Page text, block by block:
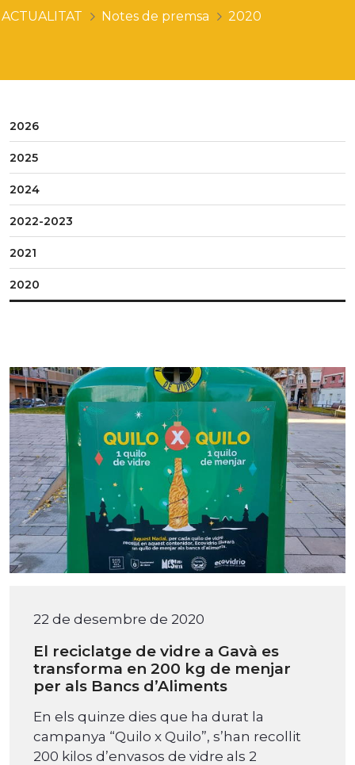
ACTUALITAT Notes de premsa 2020
2026
2025
2024
2022-2023
2021
2020
22 de desembre de 2020
El reciclatge de vidre a Gavà es
transforma en 200 kg de menjar
per als Bancs d’Aliments
En els quinze dies que ha durat la
campanya “Quilo x Quilo”, s’han recollit
200 kilos d’envasos de vidre als 2